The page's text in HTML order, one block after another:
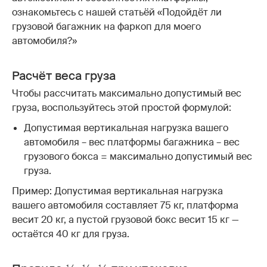
ознакомьтесь с нашей статьёй «Подойдёт ли
грузовой багажник на фаркоп для моего
автомобиля?»
Расчёт веса груза
Чтобы рассчитать максимально допустимый вес
груза, воспользуйтесь этой простой формулой:
Допустимая вертикальная нагрузка вашего
автомобиля – вес платформы багажника – вес
грузового бокса = максимально допустимый вес
груза.
Пример: Допустимая вертикальная нагрузка
вашего автомобиля составляет 75 кг, платформа
весит 20 кг, а пустой грузовой бокс весит 15 кг —
остаётся 40 кг для груза.